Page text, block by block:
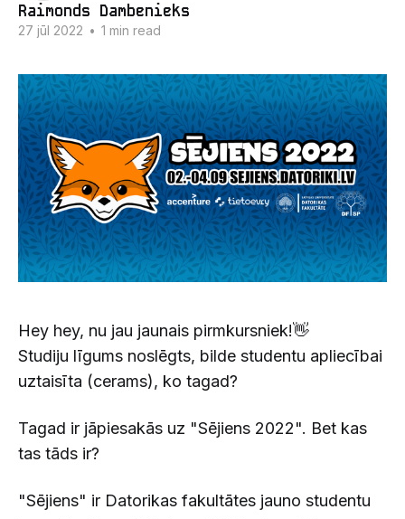
Raimonds Dambenieks
27 jūl 2022 • 1 min read
Hey hey, nu jau jaunais pirmkursniek!👋
Studiju līgums noslēgts, bilde studentu apliecībai
uztaisīta (cerams), ko tagad?
Tagad ir jāpiesakās uz "Sējiens 2022". Bet kas
tas tāds ir?
"Sējiens" ir Datorikas fakultātes jauno studentu